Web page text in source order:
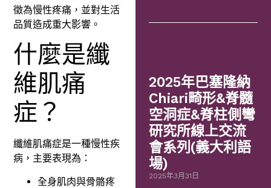
徵為慢性疼痛，並對生活
品質造成重大影響。
什麼是纖
維肌痛
症？
纖維肌痛症是一種慢性疾
病，主要表現為：
全身肌肉與骨骼疼
2025年巴塞隆納
Chiari畸形&脊髓
空洞症&脊柱側彎
研究所線上交流
會系列(義大利語
場)
2025年3月31日